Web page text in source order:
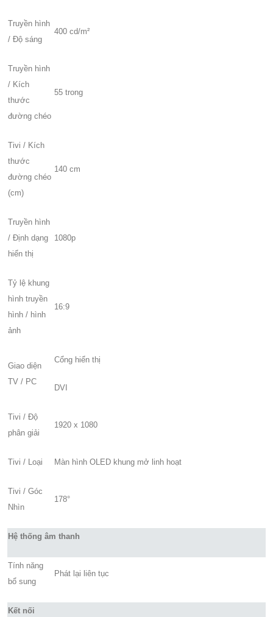
Truyền hình
/ Độ sáng
400 cd/m²
Truyền hình
/ Kích
thước
đường chéo
55 trong
Tivi / Kích
thước
đường chéo
(cm)
140 cm
Truyền hình
/ Định dạng
hiển thị
1080p
Tỷ lệ khung
hình truyền
hình / hình
ảnh
16:9
Giao diện
TV / PC
Cổng hiển thị
DVI
Tivi / Độ
phân giải
1920 x 1080
Tivi / Loại Màn hình OLED khung mở linh hoạt
Tivi / Góc
Nhìn
178°
Hệ thống âm thanh
Tính năng
bổ sung
Phát lại liên tục
Kết nối